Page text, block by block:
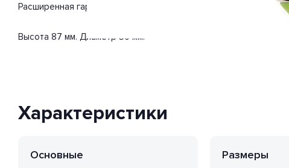
Расширенная гарантия на товар 2 года.
Высота 87 мм. Диаметр 50 мм.
Характеристики
Основные Размеры